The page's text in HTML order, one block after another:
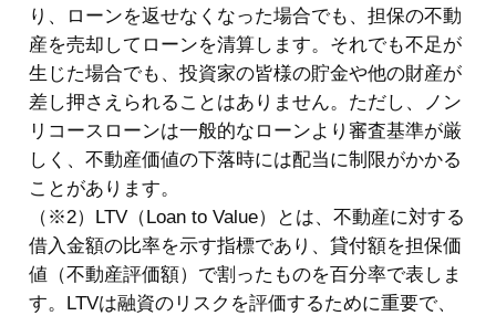
り、ローンを返せなくなった場合でも、担保の不動
産を売却してローンを清算します。それでも不足が
生じた場合でも、投資家の皆様の貯金や他の財産が
差し押さえられることはありません。ただし、ノン
リコースローンは一般的なローンより審査基準が厳
しく、不動産価値の下落時には配当に制限がかかる
ことがあります。
（※2）LTV（Loan to Value）とは、不動産に対する
借入金額の比率を示す指標であり、貸付額を担保価
値（不動産評価額）で割ったものを百分率で表しま
す。LTVは融資のリスクを評価するために重要で、